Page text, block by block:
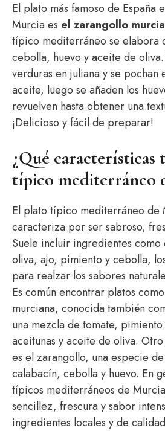
El plato más famoso de España
Murcia es el zarangollo
típico mediterráneo se elabora
cebolla, huevo y aceite de
verduras en juliana y se pochan
aceite, luego se añaden los
revuelven hasta obtener una
¡Delicioso y fácil de preparar!
¿Qué características
típico mediterráneo
El plato típico mediterráneo de
caracteriza por ser sabroso,
Suele incluir ingredientes
oliva, ajo, pimiento y cebolla,
para realzar los sabores
Es común encontrar platos
murciana, conocida también
una mezcla de tomate,
aceitunas y aceite de oliva.
es el zarangollo, una especie
calabacín, cebolla y huevo. En
típicos mediterráneos de
sencillez, frescura y sabor
ingredientes locales y de